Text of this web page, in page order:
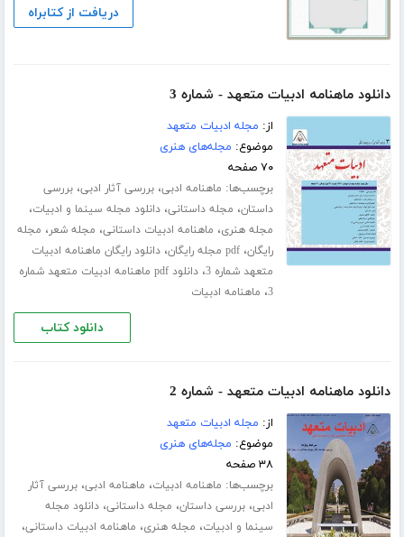
دریافت از کتابراه
دانلود ماهنامه ادبیات متعهد - شماره 3
از: مجله ادبیات متعهد
موضوع: مجله‌های هنری
۷۰ صفحه
برچسب‌ها: ماهنامه ادبی،بررسی آثار ادبی،بررسی
داستان، مجله داستانی،دانلود مجله سینما و ادبیات،
مجله هنری، ماهنامه ادبیات داستانی، مجله شعر، مجله
رایگان،pdf مجله رایگان ،دانلود رایگان ماهنامه ادبیات
متعهد شماره 3 ،
دانلود pdf ماهنامه ادبیات متعهد شماره
3، ماهنامه ادبیات
دانلود کتاب
دانلود ماهنامه ادبیات متعهد - شماره 2
از: مجله ادبیات متعهد
موضوع: مجله‌های هنری
۳۸ صفحه
برچسب‌ها: ماهنامه ادبیات، ماهنامه ادبی،بررسی آثار
ادبی،بررسی داستان، مجله داستانی،دانلود مجله
سینما و ادبیات، مجله هنری، ماهنامه ادبیات داستانی،